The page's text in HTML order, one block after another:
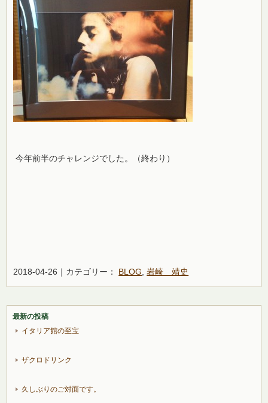
今年前半のチャレンジでした。（終わり）
2018-04-26｜カテゴリー： BLOG ,岩崎 靖史
最新の投稿
イタリア館の至宝
ザクロドリンク
久しぶりのご対面です。